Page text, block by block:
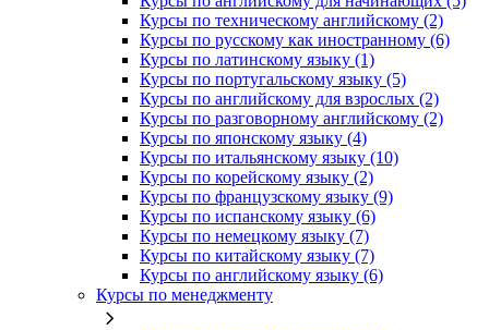
Курсы по техническому английскому (2)
Курсы по русскому как иностранному (6)
Курсы по латинскому языку (1)
Курсы по португальскому языку (5)
Курсы по английскому для взрослых (2)
Курсы по разговорному английскому (2)
Курсы по японскому языку (4)
Курсы по итальянскому языку (10)
Курсы по корейскому языку (2)
Курсы по французскому языку (9)
Курсы по испанскому языку (6)
Курсы по немецкому языку (7)
Курсы по китайскому языку (7)
Курсы по английскому языку (6)
Курсы по менеджменту